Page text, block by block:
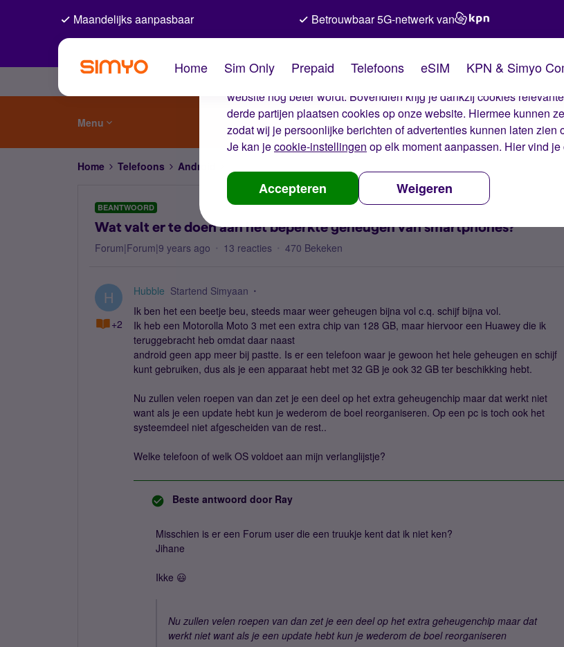
De cookies van Simyo
Wij gebruiken cookies op onze website. Met deze cookies zorgen wij
website nog beter wordt. Bovendien krijg je dankzij cookies
derde partijen plaatsen cookies op onze website. Hiermee kunnen
zodat wij je persoonlijke berichten of advertenties kunnen laten zien
Je kan jecookie-instellingen op elk moment aanpassen. Hier vind
Accepteren Weigeren
Maandelijks aanpasbaar Betrouwbaar 5G-netwerk van
Home Sim Only Prepaid Telefoons eSIM KPN & Simyo
Menu
Home Telefoons Android
BEANTWOORD
Wat valt er te doen aan het beperkte geheugen van smartphones?
Forum|Forum|9 years ago 13 reacties 470 Bekeken
H
+2
Hubble Startend Simyaan
Ik ben het een beetje beu, steeds maar weer geheugen bijna vol c.q. schijf bijna vol.
Ik heb een Motorolla Moto 3 met een extra chip van 128 GB, maar hiervoor een Huawey die ik
teruggebracht heb omdat daar naast
android geen app meer bij pastte. Is er een telefoon waar je gewoon het hele geheugen en schijf
kunt gebruiken, dus als je een apparaat hebt met 32 GB je ook 32 GB ter beschikking hebt.
Nu zullen velen roepen van dan zet je een deel op het extra geheugenchip maar dat werkt niet
want als je een update hebt kun je wederom de boel reorganiseren. Op een pc is toch ook het
systeemdeel niet afgescheiden van de rest..
Welke telefoon of welk OS voldoet aan mijn verlanglijstje?
Beste antwoord door Ray
Misschien is er een Forum user die een truukje kent dat ik niet ken?
Jihane
Ikke 😃
Nu zullen velen roepen van dan zet je een deel op het extra geheugenchip maar dat
werkt niet want als je een update hebt kun je wederom de boel reorganiseren